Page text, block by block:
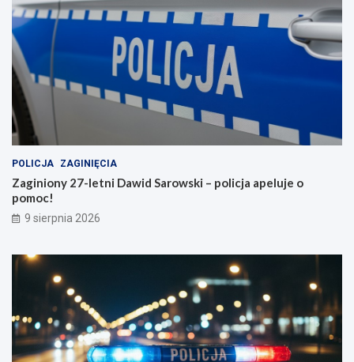
n
e
w
a
k
a
j
e
a
n
i
a
c
h
ę
ż
c
y
z
n
y
POLICJA ZAGINIĘCIA
Zaginiony 27-letni Dawid Sarowski – policja apeluje o
pomoc!
9 sierpnia 2026